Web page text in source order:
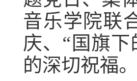
音乐学院联
庆、“国旗
的深切祝福。